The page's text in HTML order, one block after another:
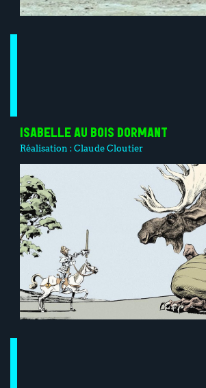
ISABELLE AU BOIS DORMANT
Réalisation :Claude Cloutier